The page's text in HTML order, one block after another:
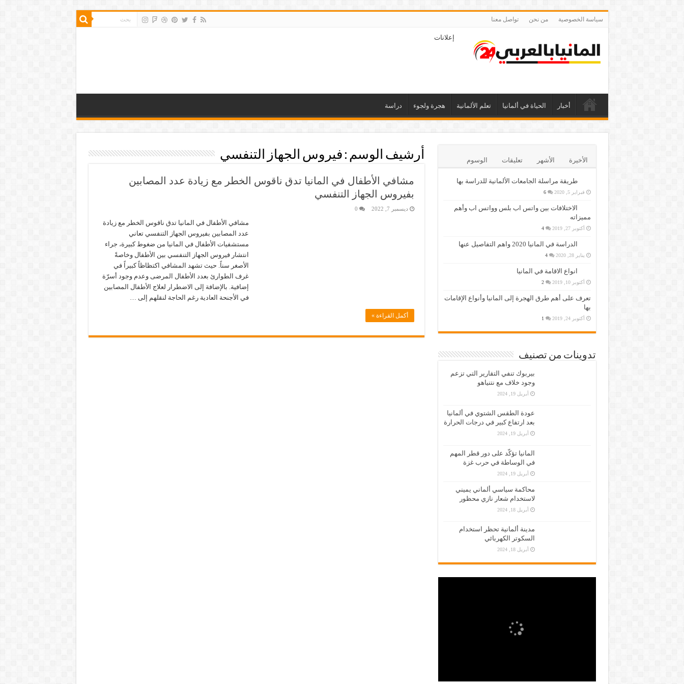
سياسة الخصوصية من نحن تواصل معنا
إعلانات
أخبار الحياة في ألمانيا تعلم الألمانية هجرة ولجوء دراسة
أرشيف الوسم : فيروس الجهاز التنفسي
مشافي الأطفال في المانيا تدق ناقوس الخطر مع زيادة عدد المصابين
بفيروس الجهاز التنفسي
ديسمبر 7, 2022 0
مشافي الأطفال في المانيا تدق ناقوس الخطر مع زيادة
عدد المصابين بفيروس الجهاز التنفسي تعاني
مستشفيات الأطفال في المانيا من ضغوط كبيرة، جراء
انتشار فيروس الجهاز التنفسي بين الأطفال وخاصةً
الأصغر سناً. حيث تشهد المشافي اكتظاظاً كبيراً في
غرف الطوارئ بعدد الأطفال المرضى وعدم وجود أسرّة
إضافية. بالإضافة إلى الاضطرار لعلاج الأطفال المصابين
في الأجنحة العادية رغم الحاجة لنقلهم إلى …
أكمل القراءة »
الأخيرة الأشهر تعليقات الوسوم
طريقة مراسلة الجامعات الألمانية للدراسة بها
فبراير 5, 2020 6
الاختلافات بين واتس اب بلس وواتس اب وأهم
مميزاته
أكتوبر 27, 2019 4
الدراسة في المانيا 2020 واهم التفاصيل عنها
يناير 28, 2020 4
انواع الاقامة في المانيا
أكتوبر 10, 2019 2
تعرف على أهم طرق الهجرة إلى المانيا وأنواع الإقامات
بها
أكتوبر 24, 2019 1
تدوينات من تصنيف
بيربوك تنفي التقارير التي تزعم
وجود خلاف مع نتنياهو
أبريل 19, 2024
عودة الطقس الشتوي في ألمانيا
بعد ارتفاع كبير في درجات الحرارة
أبريل 19, 2024
المانيا تؤكّد على دور قطر المهم
في الوساطة في حرب غزة
أبريل 19, 2024
محاكمة سياسي ألماني يميني
لاستخدام شعار نازي محظور
أبريل 18, 2024
مدينة ألمانية تحظر استخدام
السكوتر الكهربائي
أبريل 18, 2024